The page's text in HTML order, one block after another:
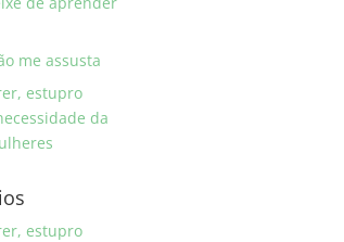
me assusta
estupro
da
estupro